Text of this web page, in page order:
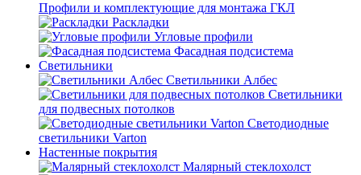
Профили и комплектующие для монтажа ГКЛ
Раскладки
Угловые профили
Фасадная подсистема
Светильники
Светильники Албес
Светильники
для подвесных потолков
Светодиодные
светильники Varton
Настенные покрытия
Малярный стеклохолст